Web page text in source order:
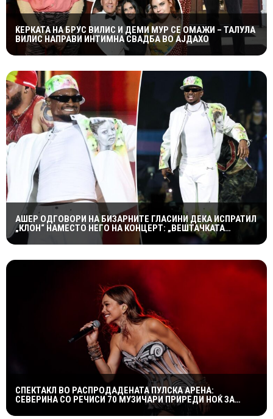
ЌЕРКАТА НА БРУС ВИЛИС И ДЕМИ МУР СЕ ОМАЖИ – ТАЛУЛА
ВИЛИС НАПРАВИ ИНТИМНА СВАДБА ВО АЈДАХО
АШЕР ОДГОВОРИ НА БИЗАРНИТЕ ГЛАСИНИ ДЕКА ИСПРАТИЛ
„КЛОН“ НАМЕСТО НЕГО НА КОНЦЕРТ: „ВЕШТАЧКАТА
ИНТЕЛИГЕНЦИЈА НЕ Е ТОЛКУ НАПРЕДНА“
СПЕКТАКЛ ВО РАСПРОДАДЕНАТА ПУЛСКА АРЕНА:
СЕВЕРИНА СО РЕЧИСИ 70 МУЗИЧАРИ ПРИРЕДИ НОЌ ЗА